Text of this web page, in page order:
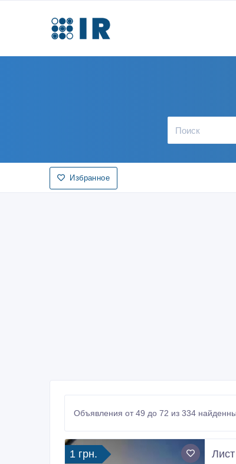
Избранное
Объявления от 49 до 72 из 334
1 грн.